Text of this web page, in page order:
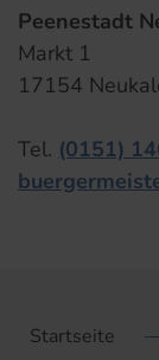
Peenestadt
Markt 1
17154
Tel. (0151)
Startseite